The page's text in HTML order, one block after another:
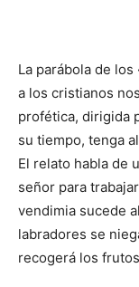
La parábola de
a los cristianos
profética, dirigida
su tiempo, tenga
El relato habla de
señor para
vendimia sucede
labradores se
recogerá los